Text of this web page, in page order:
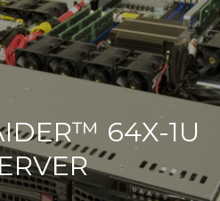
64X-1U